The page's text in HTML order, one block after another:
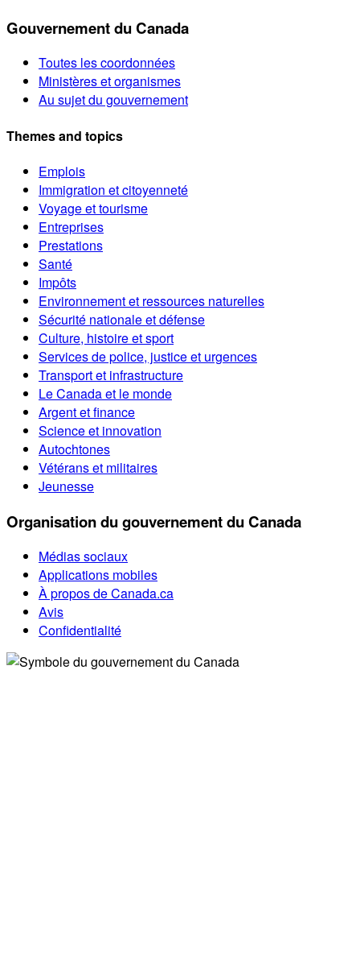
Gouvernement du Canada
Toutes les coordonnées
Ministères et organismes
Au sujet du gouvernement
Themes and topics
Emplois
Immigration et citoyenneté
Voyage et tourisme
Entreprises
Prestations
Santé
Impôts
Environnement et ressources naturelles
Sécurité nationale et défense
Culture, histoire et sport
Services de police, justice et urgences
Transport et infrastructure
Le Canada et le monde
Argent et finance
Science et innovation
Autochtones
Vétérans et militaires
Jeunesse
Organisation du gouvernement du Canada
Médias sociaux
Applications mobiles
À propos de Canada.ca
Avis
Confidentialité